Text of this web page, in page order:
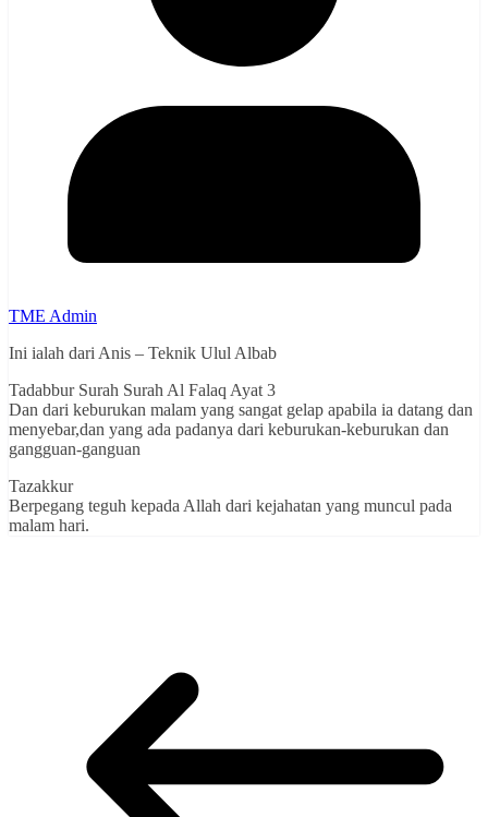
TME Admin
Ini ialah dari Anis – Teknik Ulul Albab
Tadabbur Surah Surah Al Falaq Ayat 3
Dan dari keburukan malam yang sangat gelap apabila ia datang dan
menyebar,dan yang ada padanya dari keburukan-keburukan dan
gangguan-ganguan
Tazakkur
Berpegang teguh kepada Allah dari kejahatan yang muncul pada
malam hari.